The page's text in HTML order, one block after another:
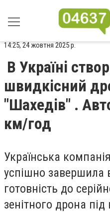
14:25, 24 жовтня 2025 р.
В Україні
швидкісний
"Шахедів" .
км/год
Українська
успішно завершила
готовність до
зенітного дрона